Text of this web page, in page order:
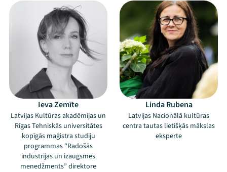
Ieva Zemīte
Latvijas Kultūras akadēmijas un
Rīgas Tehniskās universitātes
kopīgās maģistra studiju
programmas “Radošās
industrijas un izaugsmes
menedžments” direktore
Linda Rubena
Latvijas Nacionālā kultūras
centra tautas lietišķās mākslas
eksperte